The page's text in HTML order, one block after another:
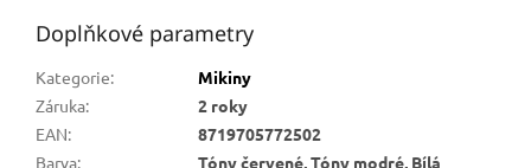
Doplňkové parametry
Kategorie:
Mikiny
Záruka:
2 roky
EAN:
8719705772502
Barva:
Tóny červené, Tóny modré, Bílá